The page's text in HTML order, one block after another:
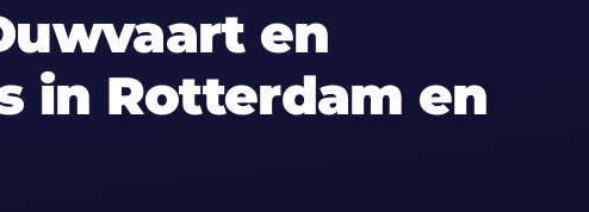
en
in Rotterdam en